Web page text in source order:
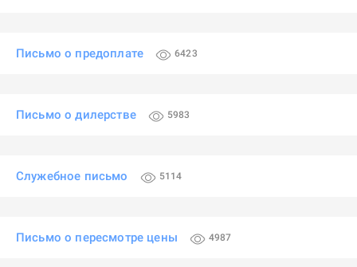
Письмо о предоплате 6423
Письмо о дилерстве 5983
Служебное письмо 5114
Письмо о пересмотре цены 4987